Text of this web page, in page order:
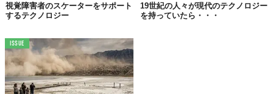
TABI LABO
この世界は、もっと広いはずだ。
視覚障害者のスケーターをサポート
するテクノロジー
19世紀の人々が現代のテクノロジー
を持っていたら・・・
ISSUE